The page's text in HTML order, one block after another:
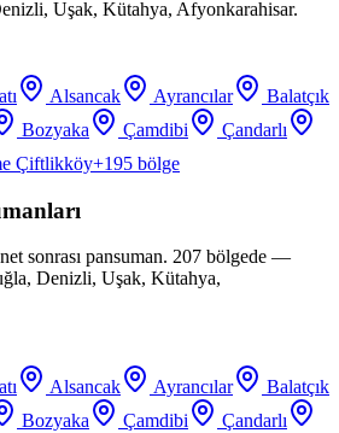
Uşak, Kütahya, Afyonkarahisar.
Alsancak Ayrancılar
Balatçık
Bozyaka Çamdibi
Çandarlı
Çiftlikköy+195 bölge
sonrası pansuman. 207 bölgede —
Denizli, Uşak, Kütahya,
Alsancak Ayrancılar
Balatçık
Bozyaka Çamdibi
Çandarlı